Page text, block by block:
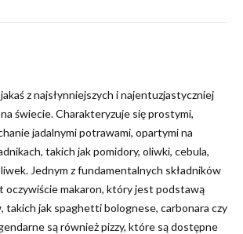
z najsłynniejszych i najentuzjastyczniej
świecie. Charakteryzuje się prostymi,
jadalnymi potrawami, opartymi na
takich jak pomidory, oliwki, cebula,
Jednym z fundamentalnych składników
oczywiście makaron, który jest podstawą
takich jak spaghetti bolognese, carbonara czy
są również pizzy, które są dostępne